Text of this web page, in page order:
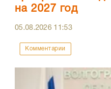
на 2027 год
05.08.2026 11:53
Комментарии